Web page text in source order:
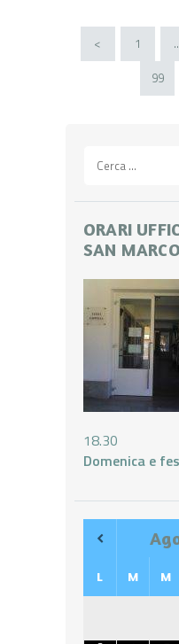
Paginazione
degli
< PAGE
1
PAGE
99
per:
ORARI
SAN MARCO
18.30
Domenica e
L M M